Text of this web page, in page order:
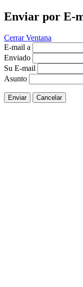
Enviar por E-
Cerrar Ventana
E-mail a
Enviado
Su E-mail
Asunto
Enviar Cancelar